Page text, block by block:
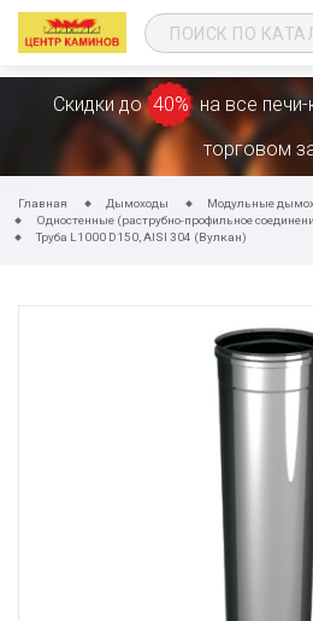
Скидки до 40% на все печи-
торговом
Главная Дымоходы
Модульные
Одностенные (раструбно-профильное
Труба L1000 D150, AISI 304 (Вулкан)